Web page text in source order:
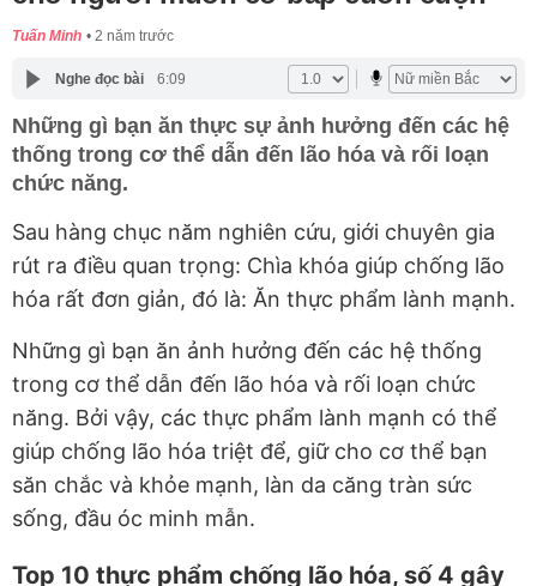
Tuấn Minh 2 năm trước
Nghe đọc bài 6:09
Những gì bạn ăn thực sự ảnh hưởng đến các hệ
thống trong cơ thể dẫn đến lão hóa và rối loạn
chức năng.
Sau hàng chục năm nghiên cứu, giới chuyên gia
rút ra điều quan trọng: Chìa khóa giúp chống lão
hóa rất đơn giản, đó là: Ăn thực phẩm lành mạnh.
Những gì bạn ăn ảnh hưởng đến các hệ thống
trong cơ thể dẫn đến lão hóa và rối loạn chức
năng. Bởi vậy, các thực phẩm lành mạnh có thể
giúp chống lão hóa triệt để, giữ cho cơ thể bạn
săn chắc và khỏe mạnh, làn da căng tràn sức
sống, đầu óc minh mẫn.
Top 10 thực phẩm chống lão hóa, số 4 gây